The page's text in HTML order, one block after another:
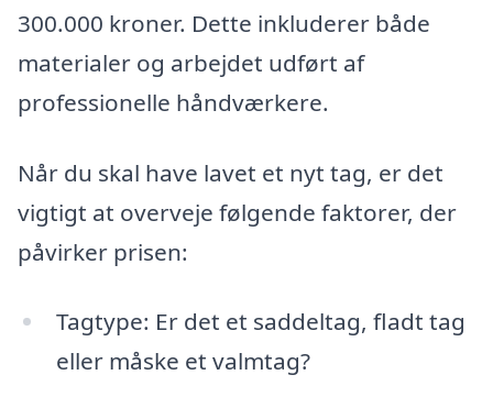
300.000 kroner. Dette inkluderer både
materialer og arbejdet udført af
professionelle håndværkere.
Når du skal have lavet et nyt tag, er det
vigtigt at overveje følgende faktorer, der
påvirker prisen:
Tagtype: Er det et saddeltag, fladt tag
eller måske et valmtag?